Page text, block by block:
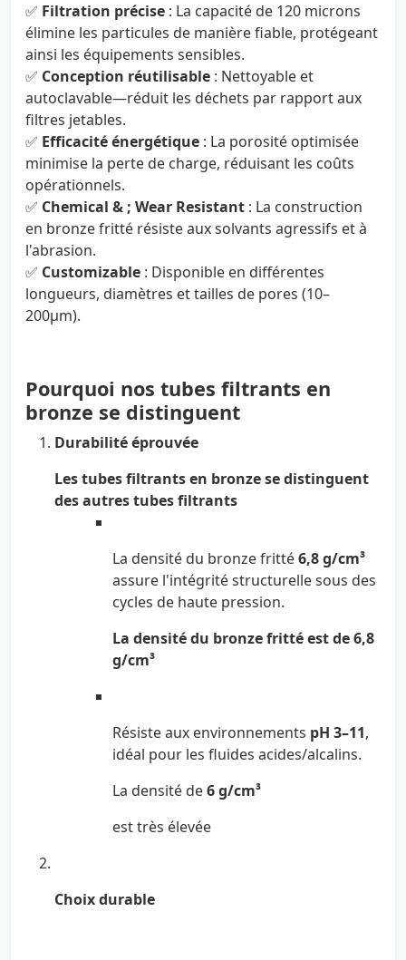
✅ Filtration précise : La capacité de 120 microns
élimine les particules de manière fiable, protégeant
ainsi les équipements sensibles.
✅ Conception réutilisable : Nettoyable et
autoclavable—réduit les déchets par rapport aux
filtres jetables.
✅ Efficacité énergétique : La porosité optimisée
minimise la perte de charge, réduisant les coûts
opérationnels.
✅ Chemical & ; Wear Resistant : La construction
en bronze fritté résiste aux solvants agressifs et à
l'abrasion.
✅ Customizable : Disponible en différentes
longueurs, diamètres et tailles de pores (10–
200µm).
Pourquoi nos tubes filtrants en
bronze se distinguent
Durabilité éprouvée
Les tubes filtrants en bronze se distinguent
des autres tubes filtrants
La densité du bronze fritté6,8 g/cm³
assure l'intégrité structurelle sous des
cycles de haute pression.
La densité du bronze fritté est de 6,8
g/cm³
Résiste aux environnements pH 3–11,
idéal pour les fluides acides/alcalins.
La densité de6 g/cm³
est très élevée
Choix durable